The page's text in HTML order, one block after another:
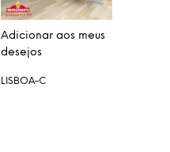
Adicionar aos meus
desejos
LISBOA-C